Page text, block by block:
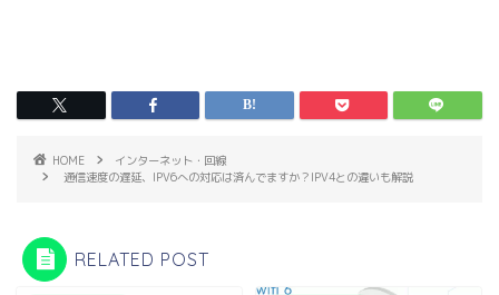
HOME
インターネット・回線
通信速度の遅延、IPV6への対応は済んでますか？IPV4との違いも解説
RELATED POST